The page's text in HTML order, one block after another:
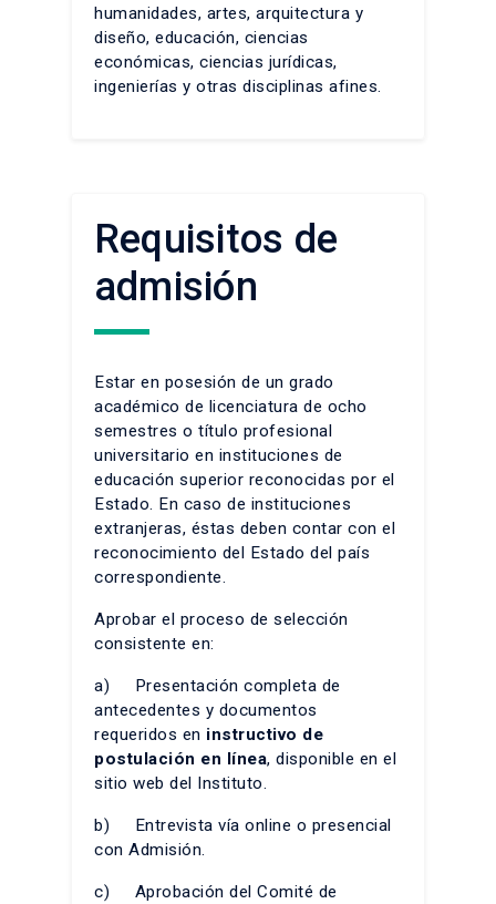
humanidades, artes, arquitectura y
diseño, educación, ciencias
económicas, ciencias jurídicas,
ingenierías y otras disciplinas afines.
Requisitos de
admisión
Estar en posesión de un grado
académico de licenciatura de ocho
semestres o título profesional
universitario en instituciones de
educación superior reconocidas por el
Estado. En caso de instituciones
extranjeras, éstas deben contar con el
reconocimiento del Estado del país
correspondiente.
Aprobar el proceso de selección
consistente en:
a) Presentación completa de
antecedentes y documentos
requeridos en instructivo de
postulación en línea, disponible en el
sitio web del Instituto.
b) Entrevista vía online o presencial
con Admisión.
c) Aprobación del Comité de